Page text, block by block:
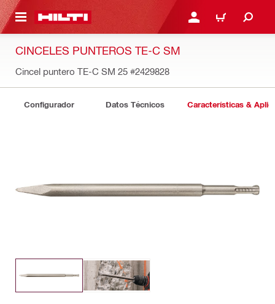
PRINCIPAL INICIE SESIÓN O
CARRITO
CINCELES PUNTEROS TE-C SM
Cincel puntero TE-C SM 25 #2429828
Configurador Datos Técnicos Características &